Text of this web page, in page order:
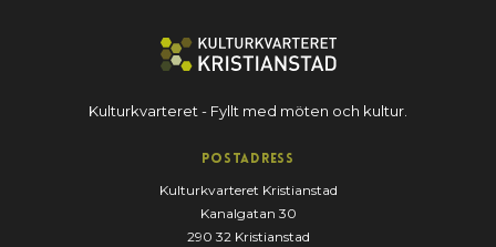
Kulturkvarteret - Fyllt med möten och kultur.
Postadress
Kulturkvarteret Kristianstad
Kanalgatan 30
290 32 Kristianstad